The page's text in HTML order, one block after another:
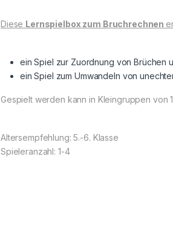
Diese Lernspielbox zum Bruchrechnen
ein Spiel zur Zuordnung von Brüchen
ein Spiel zum Umwandeln von
Gespielt werden kann in Kleingruppen von
Altersempfehlung: 5.-6. Klasse
Spieleranzahl: 1-4